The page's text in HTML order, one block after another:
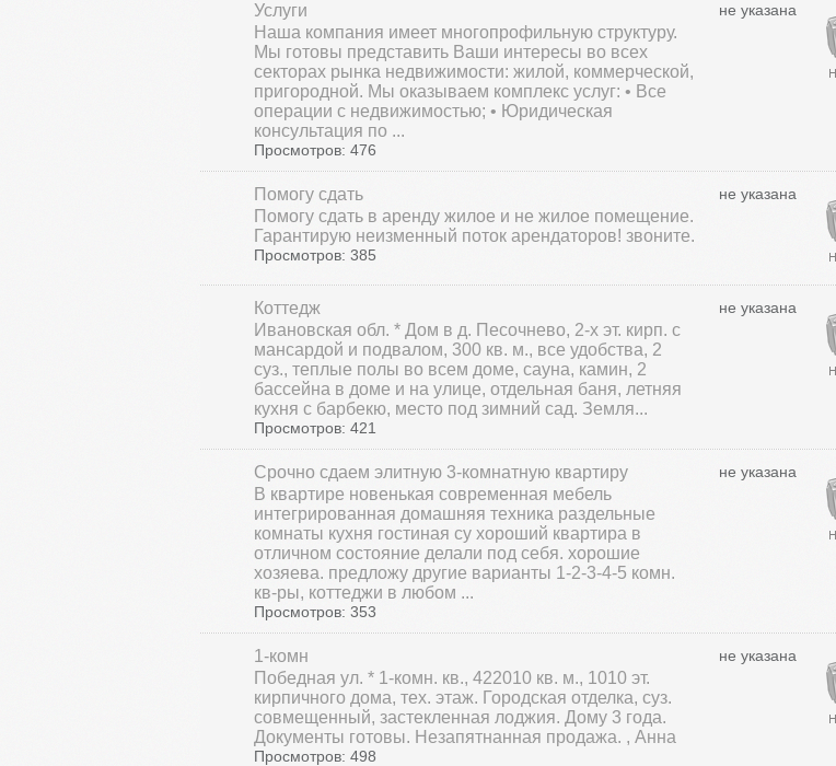
Услуги
Наша компания имеет многопрофильную структуру.
Мы готовы представить Ваши интересы во всех
секторах рынка недвижимости: жилой, коммерческой,
пригородной. Мы оказываем комплекс услуг: • Все
операции с недвижимостью; • Юридическая
консультация по ...
Просмотров: 476
не указана
Помогу сдать
Помогу сдать в аренду жилое и не жилое помещение.
Гарантирую неизменный поток арендаторов! звоните.
Просмотров: 385
не указана
Коттедж
Ивановская обл. * Дом в д. Песочнево, 2-х эт. кирп. с
мансардой и подвалом, 300 кв. м., все удобства, 2
суз., теплые полы во всем доме, сауна, камин, 2
бассейна в доме и на улице, отдельная баня, летняя
кухня с барбекю, место под зимний сад. Земля...
Просмотров: 421
не указана
Срочно сдаем элитную 3-комнатную квартиру
В квартире новенькая современная мебель
интегрированная домашняя техника раздельные
комнаты кухня гостиная су хороший квартира в
отличном состояние делали под себя. хорошие
хозяева. предложу другие варианты 1-2-3-4-5 комн.
кв-ры, коттеджи в любом ...
Просмотров: 353
не указана
1-комн
Победная ул. * 1-комн. кв., 422010 кв. м., 1010 эт.
кирпичного дома, тех. этаж. Городская отделка, суз.
совмещенный, застекленная лоджия. Дому 3 года.
Документы готовы. Незапятнанная продажа. , Анна
Просмотров: 498
не указана